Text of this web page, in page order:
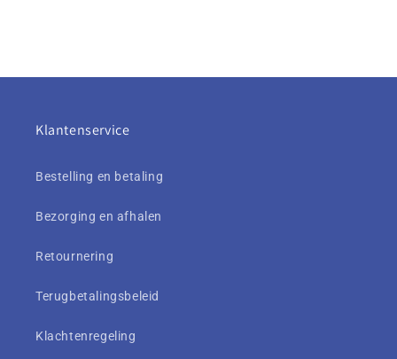
Klantenservice
Bestelling en betaling
Bezorging en afhalen
Retournering
Terugbetalingsbeleid
Klachtenregeling